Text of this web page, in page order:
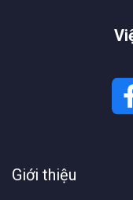
Giới thiệu